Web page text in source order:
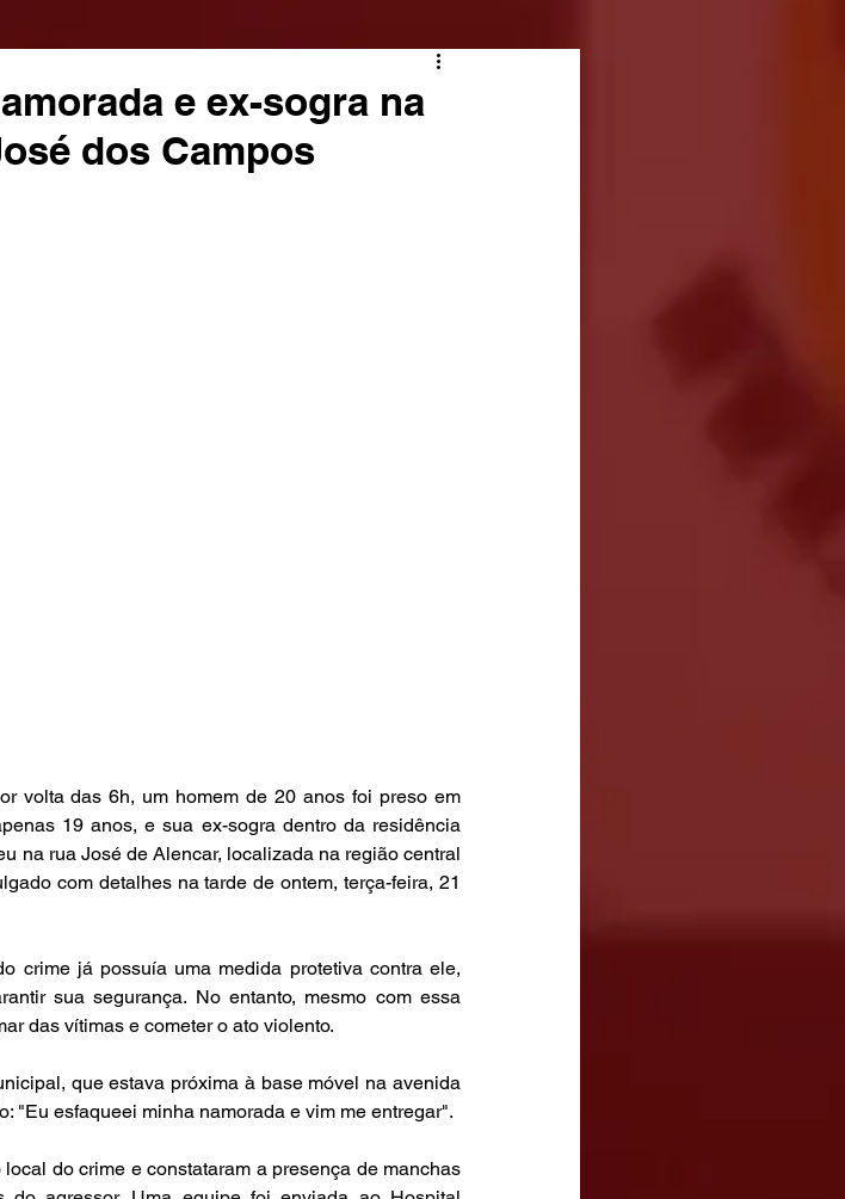
e ex-sogra na
dos Campos
volta das 6h, um homem de 20 anos foi preso em
19 anos, e sua ex-sogra dentro da residência
na rua José de Alencar, localizada na região central
com detalhes na tarde de ontem, terça-feira, 21
crime já possuía uma medida protetiva contra ele,
sua segurança. No entanto, mesmo com essa
das vítimas e cometer o ato violento.
que estava próxima à base móvel na avenida
"Eu esfaqueei minha namorada e vim me entregar".
do crime e constataram a presença de manchas